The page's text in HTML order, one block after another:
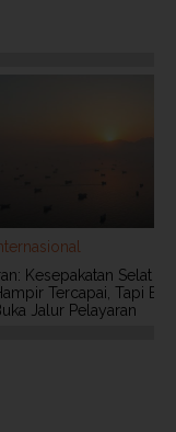
Kesepakatan Selat
Tercapai, Tapi
Jalur Pelayaran